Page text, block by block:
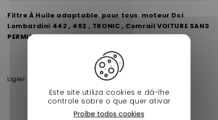
Filtre À Huile adaptable pour tous moteur Dci
Lombardini 442 , 492 , TRONIC , Comrail VOITURE SANS
PERMIS .
Ligier
Ligier JS50 Lombardini DCI -
Ligier Optimax DCI - VJRJS40CR
Ligier IXO DCI - VJRJS36CR
Ligier JS RC DCI (442) - VH862BC
Ligier XTOO R DCI - VJRJS34CR
Ligier XTOO RS DCI - VJRJS44CR
Ligier JS RC DCI (492) - VH862BR
Microcar M8 DCI - VH881BC
Este site utiliza cookies e dá-lhe
controle sobre o que quer ativar
Proíbe todos cookies